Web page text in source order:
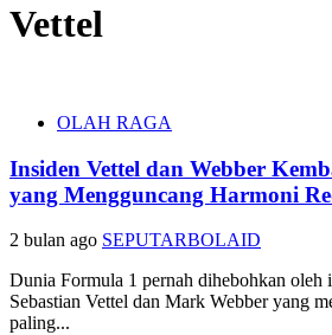
Vettel
OLAH RAGA
Insiden Vettel dan Webber
yang Mengguncang Harmoni
2 bulan ago SEPUTARBOLAID
Dunia Formula 1 pernah dihebohkan oleh
Sebastian Vettel dan Mark Webber yang
paling...